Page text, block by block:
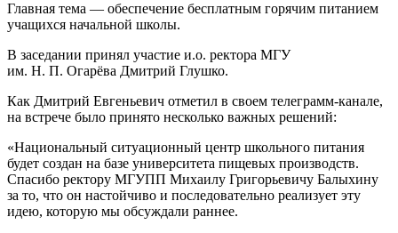
Главная тема — обеспечение бесплатным горячим питанием
учащихся начальной школы.
В заседании принял участие и.о. ректора МГУ
им. Н. П. Огарёва Дмитрий Глушко.
Как Дмитрий Евгеньевич отметил в своем телеграмм-канале,
на встрече было принято несколько важных решений:
«Национальный ситуационный центр школьного питания
будет создан на базе университета пищевых производств.
Спасибо ректору МГУПП Михаилу Григорьевичу Балыхину
за то, что он настойчиво и последовательно реализует эту
идею, которую мы обсуждали раннее.